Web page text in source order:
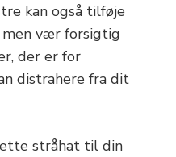
kan også tilføje
vær forsigtig
der er for
distrahere fra dit
stråhat til din